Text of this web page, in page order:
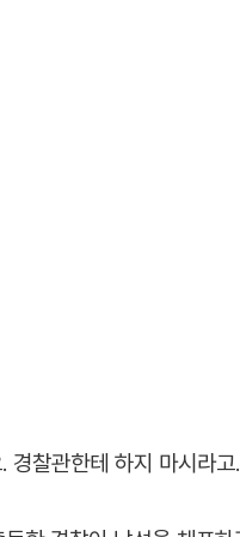
경찰관한테 하지 마시라